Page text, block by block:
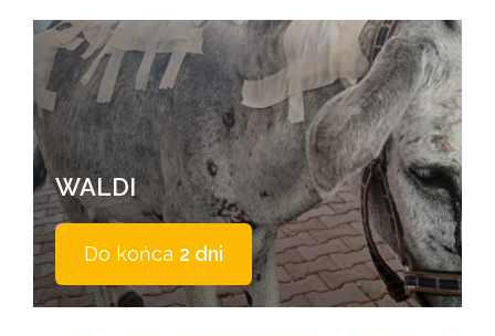
WALDI
Do końca 2 dni